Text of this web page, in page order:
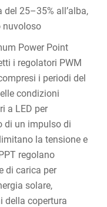
25–35% all’alba,
nuvoloso
Power Point
i regolatori PWM
i periodi del
condizioni
a LED per
di un impulso di
la tensione e
regolano
di carica per
solare,
della copertura